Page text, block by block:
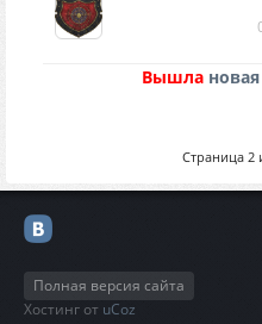
Вышла
Страница 2
Полная версия сайта
Хостинг от uCoz